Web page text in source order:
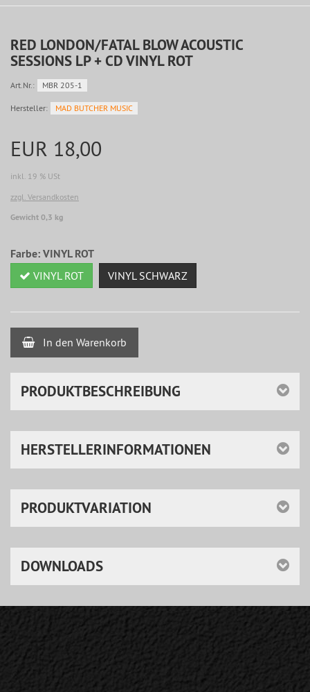
RED LONDON/FATAL BLOW ACOUSTIC
SESSIONS LP + CD VINYL ROT
Art.Nr.: MBR 205-1
Hersteller: MAD BUTCHER MUSIC
EUR 18,00
inkl. 19 % USt
zzgl. Versandkosten
Gewicht 0,3 kg
Farbe:VINYL ROT
VINYL ROT VINYL SCHWARZ
In den Warenkorb
PRODUKTBESCHREIBUNG
HERSTELLERINFORMATIONEN
PRODUKTVARIATION
DOWNLOADS